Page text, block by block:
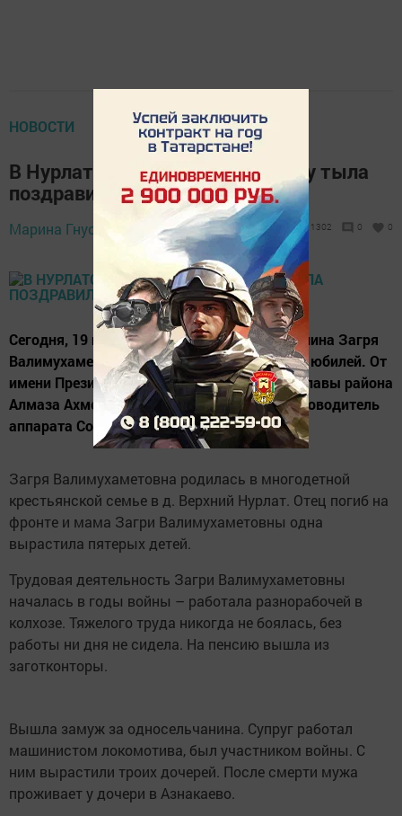
НОВОСТИ
В Нурлатском районе труженицу тыла
поздравили с юбилеем
Марина Гнусарева, 19 июля 2019 - 14:42 1302 0 0
Сегодня, 19 июля, труженица тыла Файзуллина Загря
Валимухаметовна отмечает свой 90-летний юбилей. От
имени Президента РФ Владимира Путина, главы района
Алмаза Ахметшина юбиляра поздравил руководитель
аппарата Совета района Михаил Белов.
Загря Валимухаметовна родилась в многодетной
крестьянской семье в д. Верхний Нурлат. Отец погиб на
фронте и мама Загри Валимухаметовны одна
вырастила пятерых детей.
Трудовая деятельность Загри Валимухаметовны
началась в годы войны – работала разнорабочей в
колхозе. Тяжелого труда никогда не боялась, без
работы ни дня не сидела. На пенсию вышла из
заготконторы.
Вышла замуж за односельчанина. Супруг работал
машинистом локомотива, был участником войны. С
ним вырастили троих дочерей. После смерти мужа
проживает у дочери в Азнакаево.